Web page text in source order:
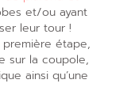
et/ou ayant
leur tour !
première étape,
sur la coupole,
ainsi qu’une